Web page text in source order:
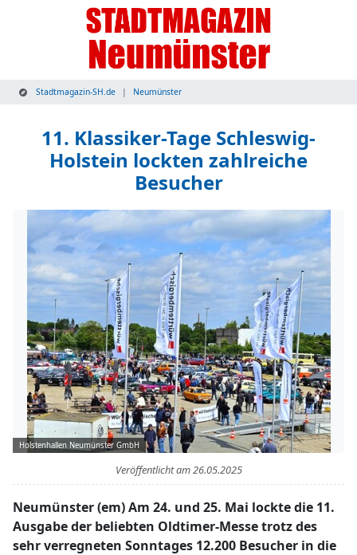
Stadtmagazin-SH.de Neumünster
11. Klassiker-Tage Schleswig-
Holstein lockten zahlreiche
Besucher
Holstenhallen Neumünster GmbH
Veröffentlicht am26.05.2025
Neumünster (em) Am 24. und 25. Mai lockte die 11.
Ausgabe der beliebten Oldtimer-Messe trotz des
sehr verregneten Sonntages 12.200 Besucher in die